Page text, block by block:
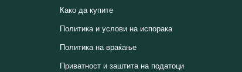
Како да купите
Политика и услови на испорака
Политика на враќање
Приватност и заштита на податоци